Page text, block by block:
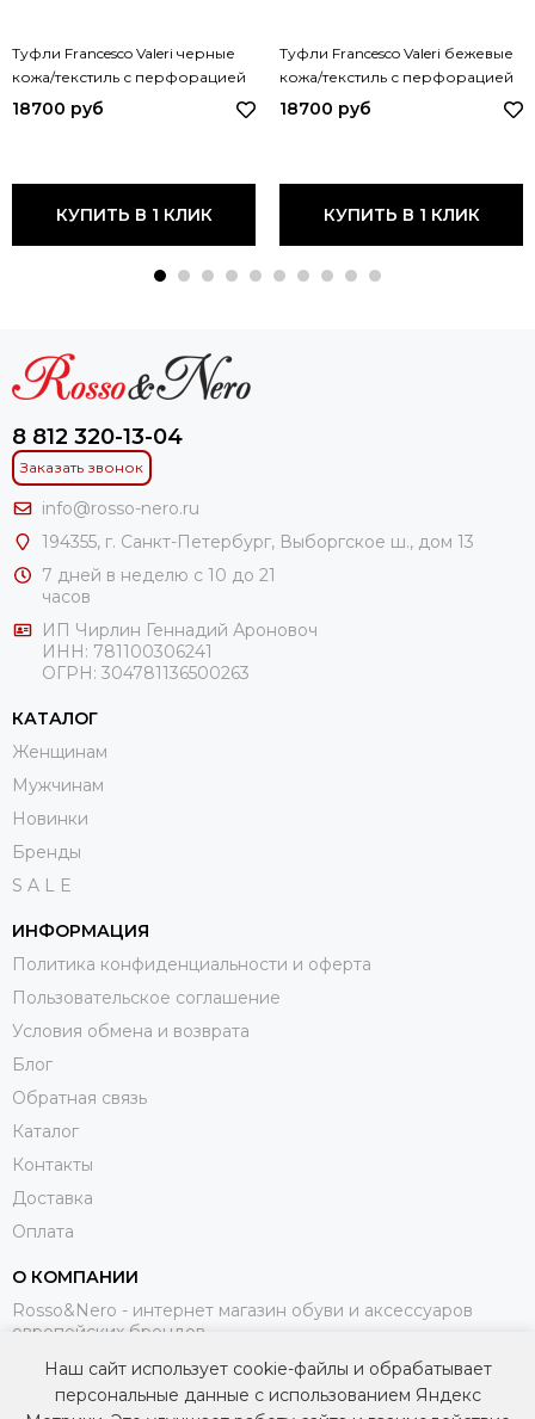
Туфли Francesco Valeri черные
кожа/текстиль с перфорацией
V83 FV NERO
18700 руб
КУПИТЬ В 1 КЛИК
Туфли Francesco Valeri бежевые
кожа/текстиль с перфорацией
V83 FV BEIGE
18700 руб
КУПИТЬ В 1 КЛИК
8 812 320-13-04
Заказать звонок
info@rosso-nero.ru
194355, г. Санкт-Петербург, Выборгское ш., дом 13
7 дней в неделю с 10 до 21
часов
ИП Чирлин Геннадий Ароновоч
ИНН: 781100306241
ОГРН: 304781136500263
КАТАЛОГ
Женщинам
Мужчинам
Новинки
Бренды
S A L E
ИНФОРМАЦИЯ
Политика конфиденциальности и оферта
Пользовательское соглашение
Условия обмена и возврата
Блог
Обратная связь
Каталог
Контакты
Доставка
Оплата
О КОМПАНИИ
Rosso&Nero - интернет магазин обуви и аксессуаров
европейских брендов.
МЫ В СОЦИАЛЬНЫХ СЕТЯХ
Наш сайт использует cookie-файлы и обрабатывает
персональные данные с использованием Яндекс